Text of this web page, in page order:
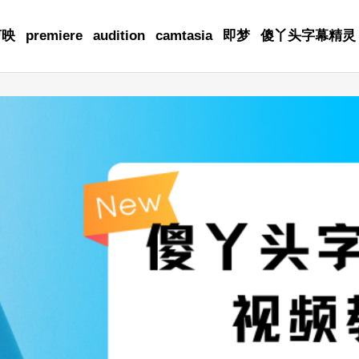
premiere audition camtasia 即梦 傻丫头字幕精灵